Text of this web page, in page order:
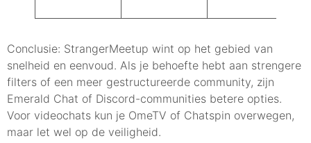
Conclusie: StrangerMeetup wint op het gebied van
snelheid en eenvoud. Als je behoefte hebt aan strengere
filters of een meer gestructureerde community, zijn
Emerald Chat of Discord-communities betere opties.
Voor videochats kun je OmeTV of Chatspin overwegen,
maar let wel op de veiligheid.